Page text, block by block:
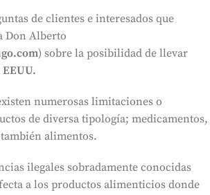
de clientes e interesados que
Don Alberto
) sobre la posibilidad de llevar
numerosas limitaciones o
de diversa tipología; medicamentos,
alimentos.
ilegales sobradamente conocidas
a los productos alimenticios donde